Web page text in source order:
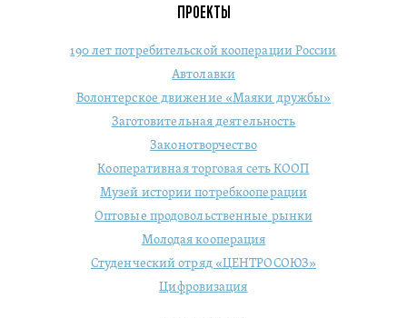
ПРОЕКТЫ
190 лет потребительской кооперации России
Автолавки
Волонтерское движение «Маяки дружбы»
Заготовительная деятельность
Законотворчество
Кооперативная торговая сеть КООП
Музей истории потребкооперации
Оптовые продовольственные рынки
Молодая кооперация
Студенческий отряд «ЦЕНТРОСОЮЗ»
Цифровизация